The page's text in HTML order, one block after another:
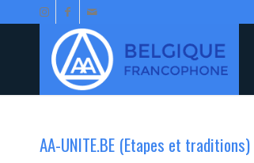
AA-UNITE.BE (Etapes et traditions)